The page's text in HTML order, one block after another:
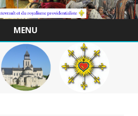
MENU
Skip
to
content